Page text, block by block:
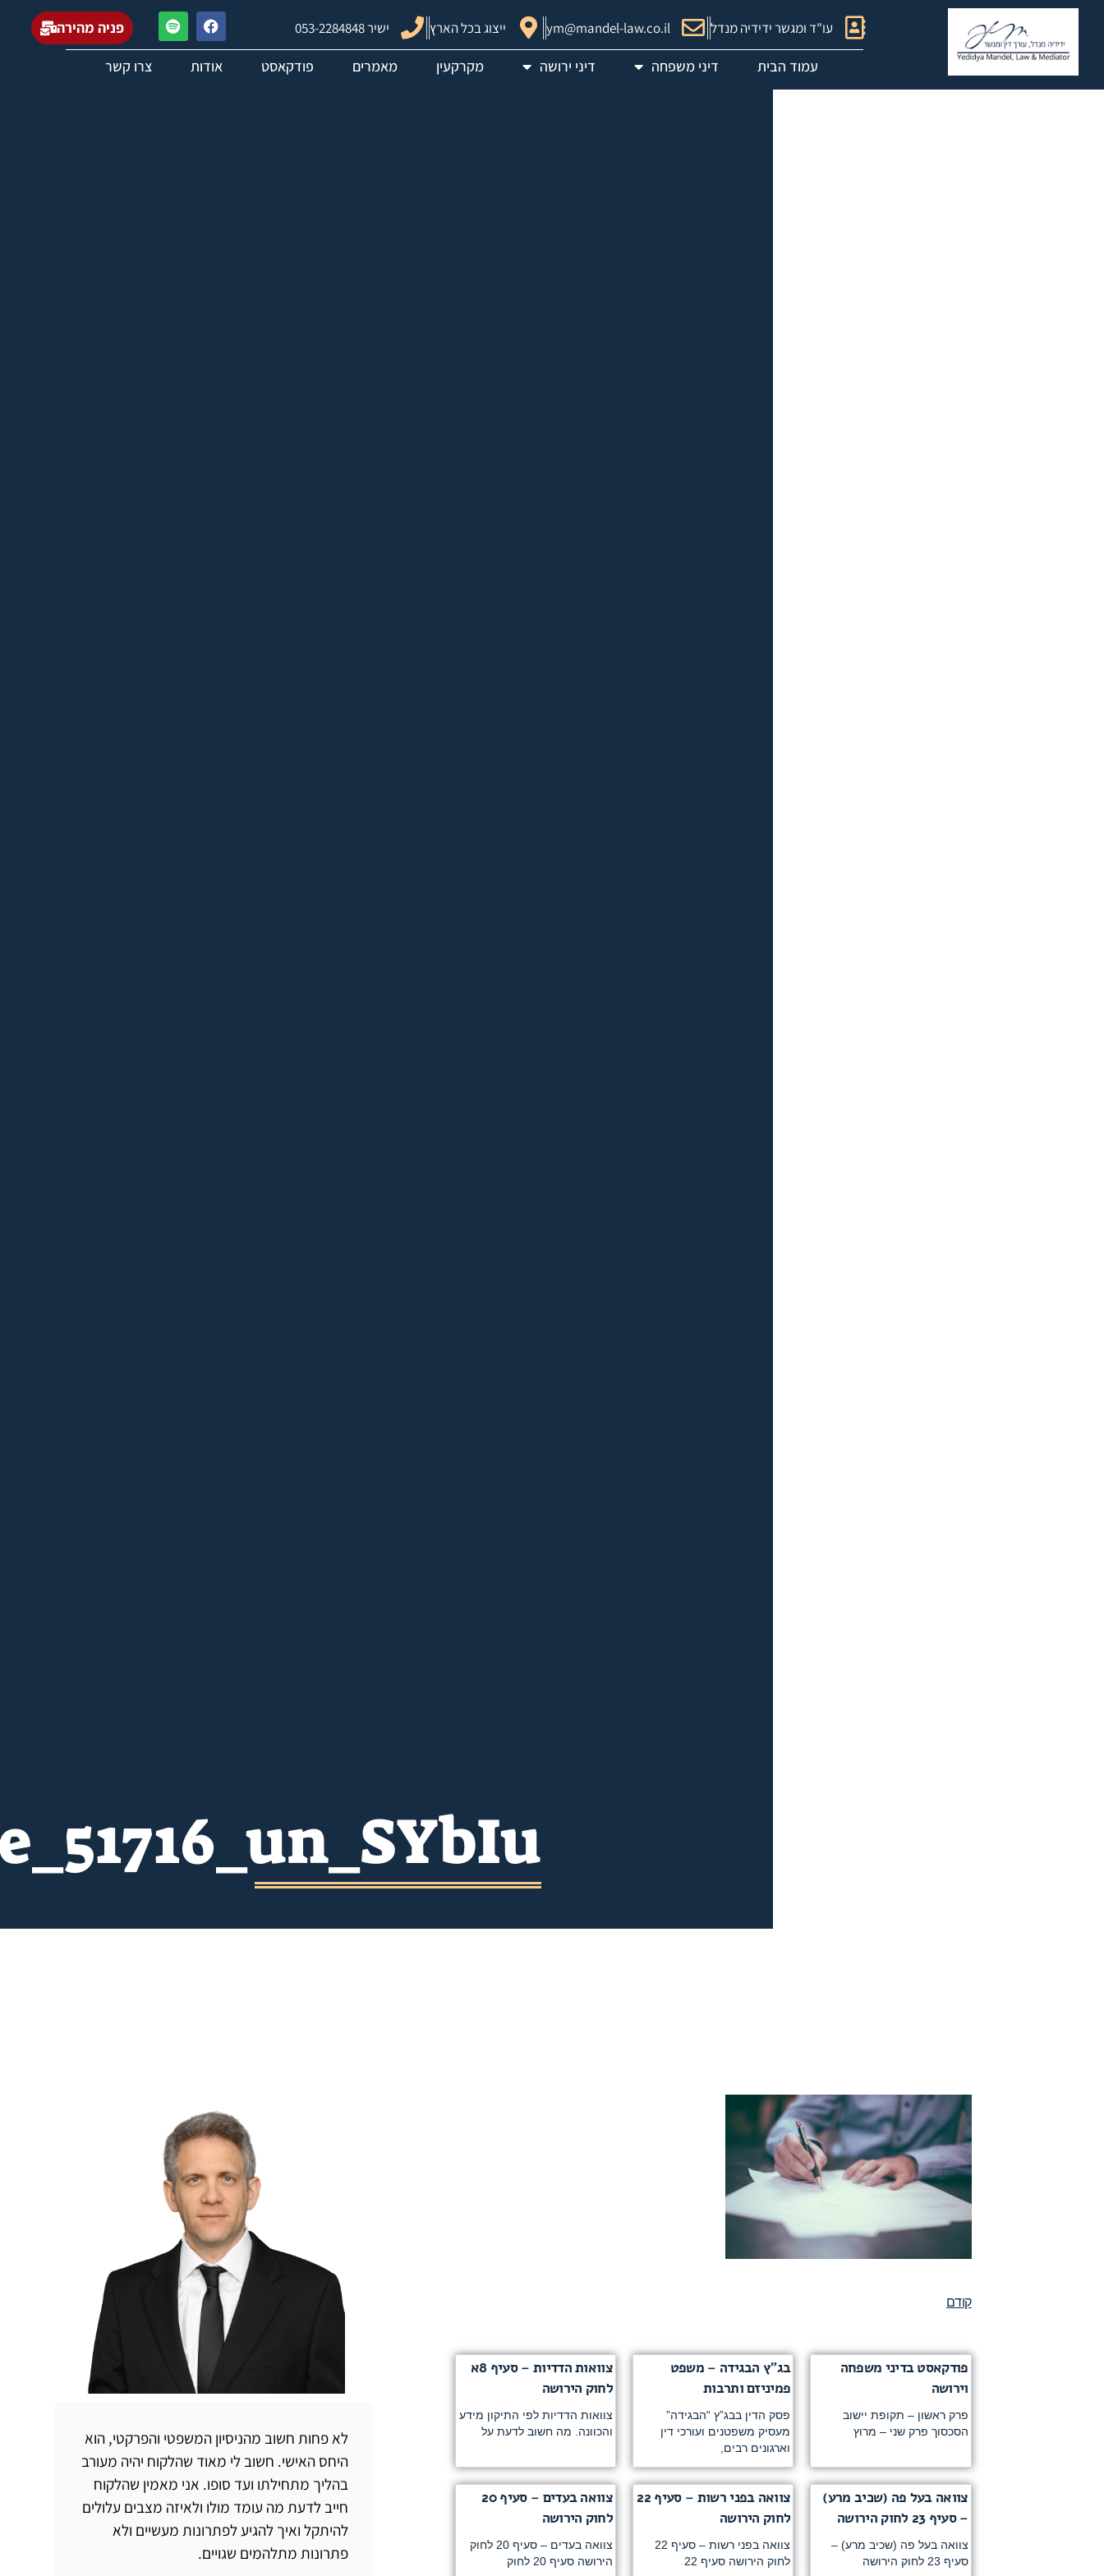
עו"ד ומגשר ידידיה מנדל ym@mandel-law.co.il ייצוג בכל הארץ ישיר 053-2284848 פניה מהירה
עמוד הבית דיני משפחה דיני ירושה מקרקעין מאמרים פודקאסט אודות צרו קשר
קודם
פודקאסט בדיני משפחה
וירושה
פרק ראשון – תקופת יישוב
הסכסוך פרק שני – מרוץ
בג”ץ הבגידה – משפט
פמיניזם ותרבות
פסק הדין בבג”ץ “הבגידה”
מעסיק משפטנים ועורכי דין
וארגונים רבים,
צוואות הדדיות – סעיף 8א
לחוק הירושה
צוואות הדדיות לפי התיקון מידע
והכוונה. מה חשוב לדעת על
צוואה בעל פה (שכיב מרע)
– סעיף 23 לחוק הירושה
צוואה בעל פה (שכיב מרע) –
סעיף 23 לחוק הירושה
צוואה בפני רשות – סעיף 22
לחוק הירושה
צוואה בפני רשות – סעיף 22
לחוק הירושה סעיף 22
צוואה בעדים – סעיף 20
לחוק הירושה
צוואה בעדים – סעיף 20 לחוק
הירושה סעיף 20 לחוק
לא פחות חשוב מהניסיון המשפטי והפרקטי, הוא
היחס האישי. חשוב לי מאוד שהלקוח יהיה מעורב
בהליך מתחילתו ועד סופו. אני מאמין שהלקוח
חייב לדעת מה עומד מולו ולאיזה מצבים עלולים
להיתקל ואיך להגיע לפתרונות מעשיים ולא
פתרונות מתלהמים שגויים.